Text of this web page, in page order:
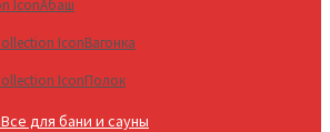
Абаш
Вагонка
Полок
Все для бани и сауны